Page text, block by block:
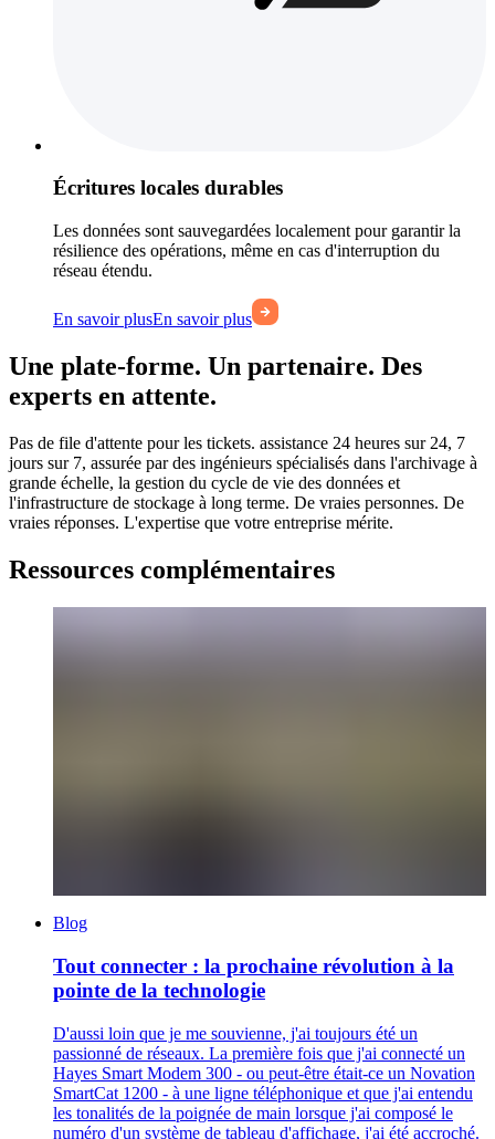
Écritures locales durables
Les données sont sauvegardées localement pour garantir la
résilience des opérations, même en cas d'interruption du
réseau étendu.
En savoir plusEn savoir plus
Une plate-forme. Un partenaire. Des
experts en attente.
Pas de file d'attente pour les tickets. assistance 24 heures sur 24, 7
jours sur 7, assurée par des ingénieurs spécialisés dans l'archivage à
grande échelle, la gestion du cycle de vie des données et
l'infrastructure de stockage à long terme. De vraies personnes. De
vraies réponses. L'expertise que votre entreprise mérite.
Ressources complémentaires
Blog
Tout connecter : la prochaine révolution à la
pointe de la technologie
D'aussi loin que je me souvienne, j'ai toujours été un
passionné de réseaux. La première fois que j'ai connecté un
Hayes Smart Modem 300 - ou peut-être était-ce un Novation
SmartCat 1200 - à une ligne téléphonique et que j'ai entendu
les tonalités de la poignée de main lorsque j'ai composé le
numéro d'un système de tableau d'affichage, j'ai été accroché.